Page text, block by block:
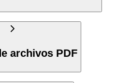
archivos PDF